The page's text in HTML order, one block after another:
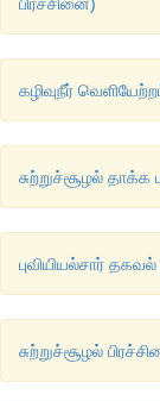
பிரச்சினை)
கழிவுநீர்
சுற்றுச்சூழல் தாக்க
புவியியல்சார்
சுற்றுச்சூழல்